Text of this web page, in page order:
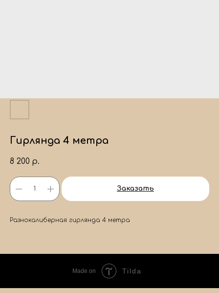
Гирлянда 4 метра
8 200 р.
Заказать
Разнокалиберная гирлянда 4 метра
Made on Tilda